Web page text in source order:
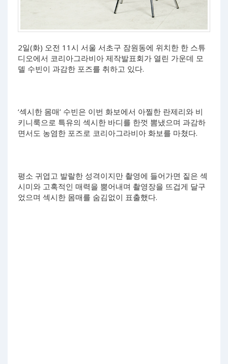
2일(화) 오전 11시 서울 서초구 잠원동에 위치한 한 스튜
디오에서 코리아그라비아 제작발표회가 열린 가운데 모
델 수빈이 과감한 포즈를 취하고 있다.
‘섹시한 몸매’ 수빈은 이번 화보에서 아찔한 란제리와 비
키니룩으로 특유의 섹시한 바디를 한껏 뽐냈으며 과감하
면서도 농염한 포즈로 코리아그라비아 화보를 마쳤다.
평소 귀엽고 발랄한 성격이지만 촬영에 들어가면 짙은 섹
시미와 고혹적인 매력을 뿜어내며 촬영장을 뜨겁게 달구
었으며 섹시한 몸매를 숨김없이 표출했다.